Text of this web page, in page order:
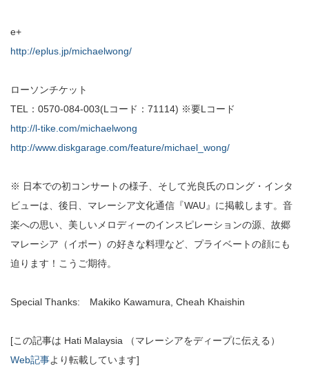
e+
http://eplus.jp/michaelwong/
ローソンチケット
TEL：0570-084-003(Lコード：71114) ※要Lコード
http://l-tike.com/michaelwong
http://www.diskgarage.com/feature/michael_wong/
※ 日本での初コンサートの様子、そして光良氏のロング・インタ
ビューは、後日、マレーシア文化通信『WAU』に掲載します。音
楽への思い、美しいメロディーのインスピレーションの源、故郷
マレーシア（イポー）の好きな料理など、プライベートの顔にも
迫ります！こうご期待。
Special Thanks: Makiko Kawamura, Cheah Khaishin
[この記事は Hati Malaysia （マレーシアをディープに伝える）
Web記事より転載しています]